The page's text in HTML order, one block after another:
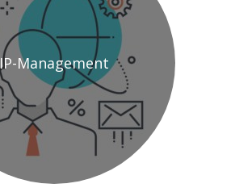
IP-Management